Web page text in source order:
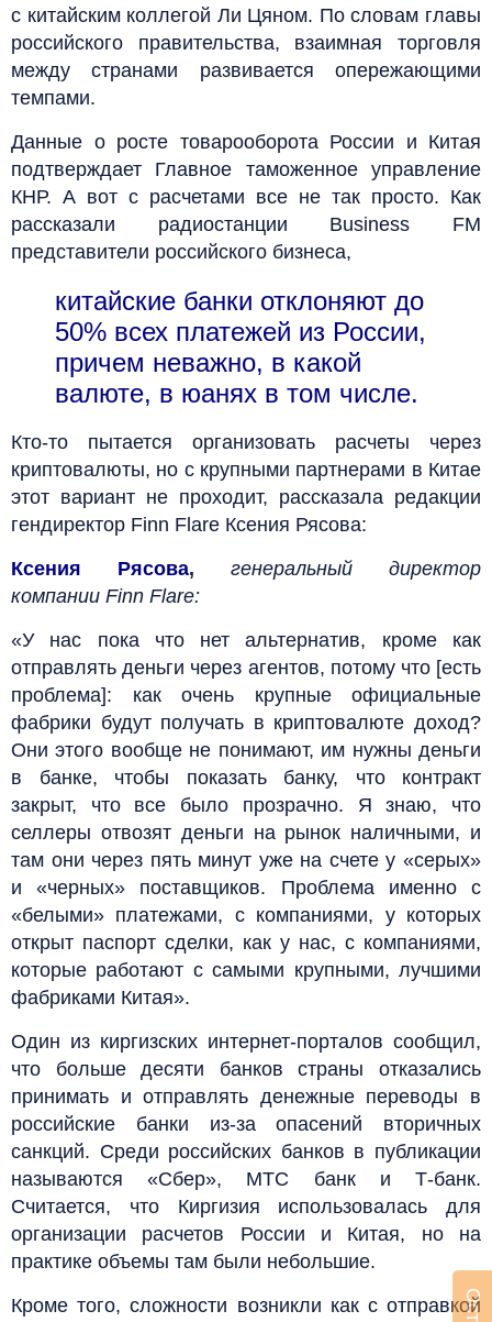
с китайским коллегой Ли Цяном. По словам главы
российского правительства, взаимная торговля
между странами развивается опережающими
темпами.
Данные о росте товарооборота России и Китая
подтверждает Главное таможенное управление
КНР. А вот с расчетами все не так просто. Как
рассказали радиостанции Business FM
представители российского бизнеса,
китайские банки отклоняют до
50% всех платежей из России,
причем неважно, в какой
валюте, в юанях в том числе.
Кто-то пытается организовать расчеты через
криптовалюты, но с крупными партнерами в Китае
этот вариант не проходит, рассказала редакции
гендиректор Finn Flare Ксения Рясова:
Ксения Рясова, генеральный директор
компании Finn Flare:
«У нас пока что нет альтернатив, кроме как
отправлять деньги через агентов, потому что [есть
проблема]: как очень крупные официальные
фабрики будут получать в криптовалюте доход?
Они этого вообще не понимают, им нужны деньги
в банке, чтобы показать банку, что контракт
закрыт, что все было прозрачно. Я знаю, что
селлеры отвозят деньги на рынок наличными, и
там они через пять минут уже на счете у «серых»
и «черных» поставщиков. Проблема именно с
«белыми» платежами, с компаниями, у которых
открыт паспорт сделки, как у нас, с компаниями,
которые работают с самыми крупными, лучшими
фабриками Китая».
Один из киргизских интернет-порталов сообщил,
что больше десяти банков страны отказались
принимать и отправлять денежные переводы в
российские банки из-за опасений вторичных
санкций. Среди российских банков в публикации
называются «Сбер», МТС банк и Т-банк.
Считается, что Киргизия использовалась для
организации расчетов России и Китая, но на
практике объемы там были небольшие.
Кроме того, сложности возникли как с отправкой